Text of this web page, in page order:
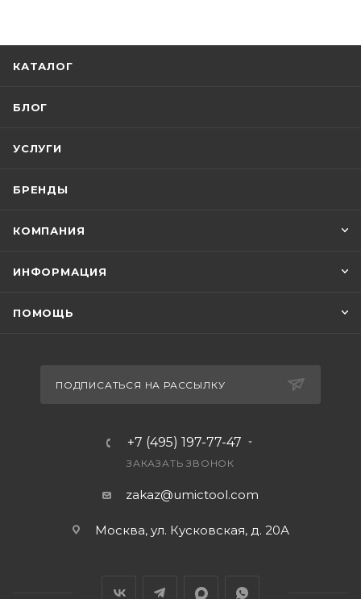
КАТАЛОГ
БЛОГ
УСЛУГИ
БРЕНДЫ
КОМПАНИЯ
ИНФОРМАЦИЯ
ПОМОЩЬ
ПОДПИСАТЬСЯ НА РАССЫЛКУ
+7 (495) 197-77-47
ЗАКАЗАТЬ ЗВОНОК
zakaz@umictool.com
Москва, ул. Кусковская, д. 20А